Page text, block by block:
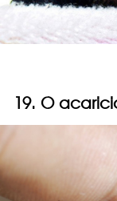
19. O